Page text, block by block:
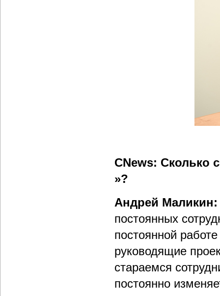
CNews: Сколько
»?
Андрей Маликин:
постоянных
постоянной
руководящие
стараемся
постоянно